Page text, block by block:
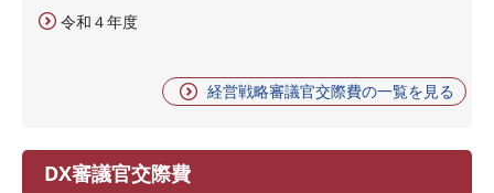
令和４年度
経営戦略審議官交際費の一覧を見る
DX審議官交際費